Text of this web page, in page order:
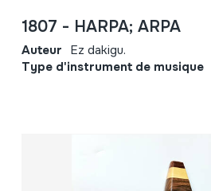
1807 - HARPA; ARPA
Auteur Ez dakigu.
Type d'instrument de musique